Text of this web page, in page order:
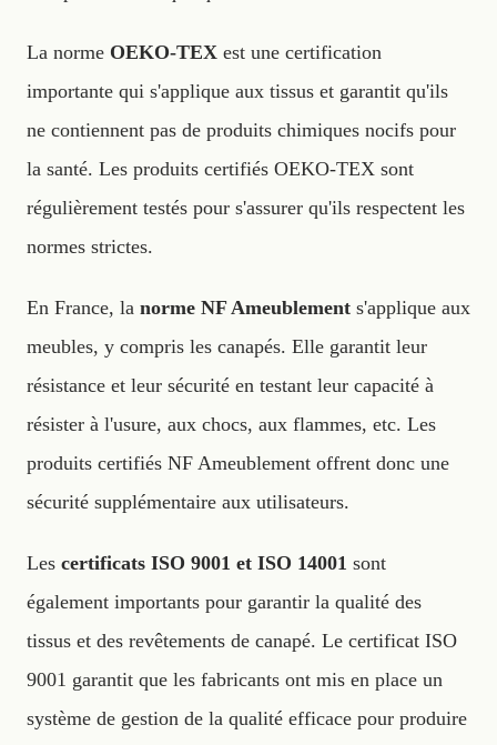
La norme OEKO-TEX est une certification
importante qui s'applique aux tissus et garantit qu'ils
ne contiennent pas de produits chimiques nocifs pour
la santé. Les produits certifiés OEKO-TEX sont
régulièrement testés pour s'assurer qu'ils respectent les
normes strictes.
En France, la norme NF Ameublement s'applique aux
meubles, y compris les canapés. Elle garantit leur
résistance et leur sécurité en testant leur capacité à
résister à l'usure, aux chocs, aux flammes, etc. Les
produits certifiés NF Ameublement offrent donc une
sécurité supplémentaire aux utilisateurs.
Les certificats ISO 9001 et ISO 14001 sont
également importants pour garantir la qualité des
tissus et des revêtements de canapé. Le certificat ISO
9001 garantit que les fabricants ont mis en place un
système de gestion de la qualité efficace pour produire